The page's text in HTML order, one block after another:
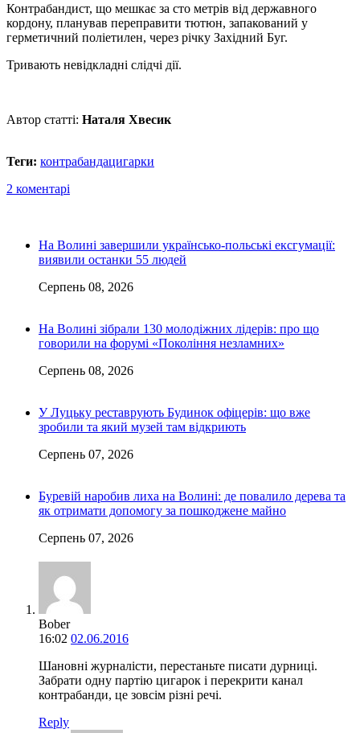
Контрабандист, що мешкає за сто метрів від державного
кордону, планував переправити тютюн, запакований у
герметичний поліетилен, через річку Західний Буг.
Тривають невідкладні слідчі дії.
Автор статті: Наталя Хвесик
Теги: контрабандацигарки
2 коментарі
На Волині завершили українсько-польські ексгумації:
виявили останки 55 людей
Серпень 08, 2026
На Волині зібрали 130 молодіжних лідерів: про що
говорили на форумі «Покоління незламних»
Серпень 08, 2026
У Луцьку реставрують Будинок офіцерів: що вже
зробили та який музей там відкриють
Серпень 07, 2026
Буревій наробив лиха на Волині: де повалило дерева та
як отримати допомогу за пошкоджене майно
Серпень 07, 2026
Bober
16:02 02.06.2016
Шановні журналісти, перестаньте писати дурниці.
Забрати одну партію цигарок і перекрити канал
контрабанди, це зовсім різні речі.
Reply